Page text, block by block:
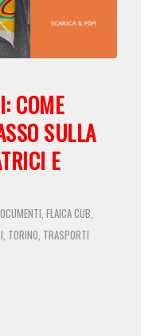
COME
SULLA
E
FLAICA CUB
TORINO TRASPORTI